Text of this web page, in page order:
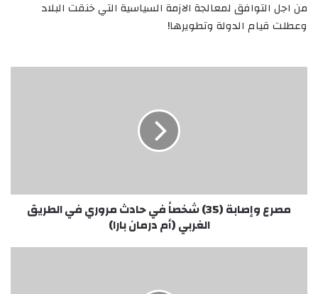
من اجل التوافق لمعالجة الازمة السياسية التي خنقت البلاد
وعطلت قيام الدولة وتطويرها!
مصرع
الطريق
الغربي
بارا)
مصرع وإصابة (35) شخصاً في حادث مروري في الطريق
الغربي (أم درمان بارا)